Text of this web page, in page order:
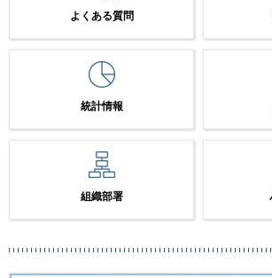
よくある質問
統計情報
組織部署